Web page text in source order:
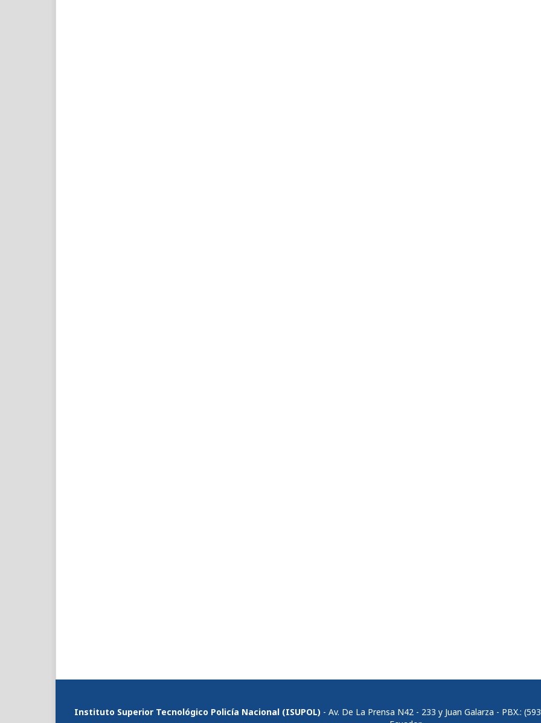
Instituto Superior Tecnológico Policía Nacional (ISUPOL) - Av. De La Prensa N42 - 233 y Juan Galarza - PBX.: